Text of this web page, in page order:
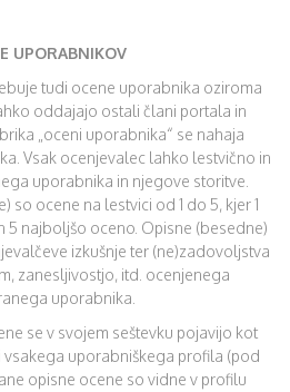
UPORABNIKOV
tudi ocene uporabnika oziroma
oddajajo ostali člani portala in
„oceni uporabnika“ se nahaja
Vsak ocenjevalec lahko lestvično in
uporabnika in njegove storitve.
so ocene na lestvici od 1 do 5, kjer 1
5 najboljšo oceno. Opisne (besedne)
izkušnje ter (ne)zadovoljstva
zanesljivostjo, itd. ocenjenega
uporabnika.
se v svojem seštevku pojavijo kot
vsakega uporabniškega profila (pod
opisne ocene so vidne v profilu